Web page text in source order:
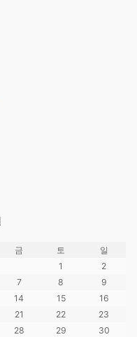
금 토
일
1
2
7 8
9
14 15
16
21 22
23
28 29 30